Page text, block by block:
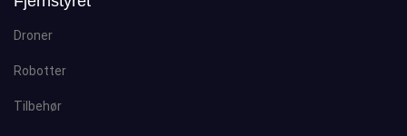
Droner
Robotter
Tilbehør